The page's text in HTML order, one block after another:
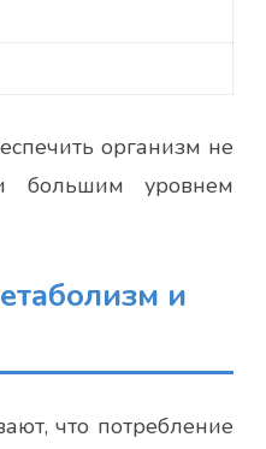
организм не
большим уровнем
и
что потребление